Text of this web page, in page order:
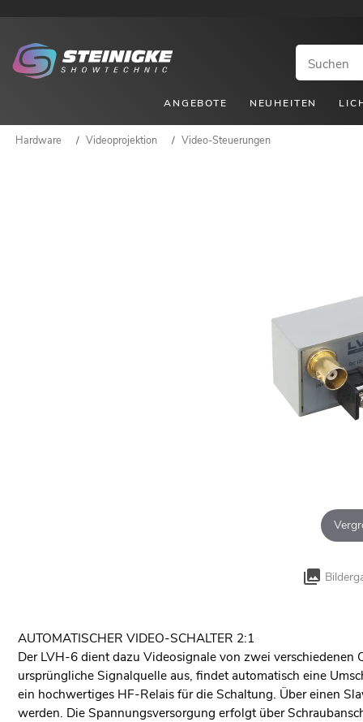
ANGEBOTE NEUHEITEN
Hardware / Videoprojektion / Video-Steuerungen
AUTOMATISCHER VIDEO-SCHALTER 2:1
Der LVH-6 dient dazu Videosignale von zwei
ursprüngliche Signalquelle aus, findet automatisch eine
ein hochwertiges HF-Relais für die Schaltung. Über einen
werden. Die Spannungsversorgung erfolgt über